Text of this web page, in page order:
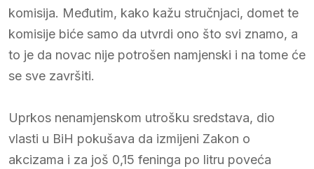
komisija. Međutim, kako kažu stručnjaci, domet te
komisije biće samo da utvrdi ono što svi znamo, a
to je da novac nije potrošen namjenski i na tome će
se sve završiti.
Uprkos nenamjenskom utrošku sredstava, dio
vlasti u BiH pokušava da izmijeni Zakon o
akcizama i za još 0,15 feninga po litru poveća